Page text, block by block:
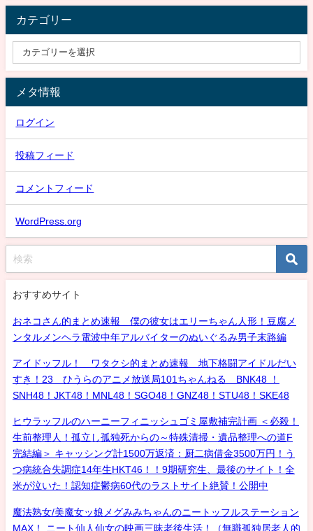
カテゴリー
メタ情報
ログイン
投稿フィード
コメントフィード
WordPress.org
おすすめサイト
おネコさん的まとめ速報 僕の彼女はエリーちゃん人形！豆腐メ
ンタルメンヘラ電波中年アルバイターのぬいぐるみ男子末路編
アイドッフル！ ワタクシ的まとめ速報 地下格闘アイドルだい
すき！23 ひうらのアニメ放送局101ちゃんねる BNK48 ！
SNH48！JKT48！MNL48！SGO48！GNZ48！STU48！SKE48
ヒウラッフルのハーニーフィニッシュゴミ屋敷補完計画 ＜必殺！
生前整理人！孤立し孤独死からの～特殊清掃・遺品整理への道F
完結編＞ キャッシング計1500万返済：厨二病借金3500万円！う
つ病統合失調症14年生HKT46！！9期研究生、最後のサイト！全
米が泣いた！認知症鬱病60代のラストサイト絶賛！公開中
魔法熟女/美魔女ッ娘メグみみちゃんのニートッフルステーション
MAX！ ニート仙人仙女の映画三昧老後生活！（無職孤独居老人的